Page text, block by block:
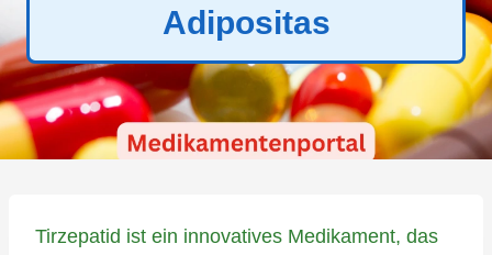
Adipositas
Tirzepatid ist ein innovatives Medikament, das